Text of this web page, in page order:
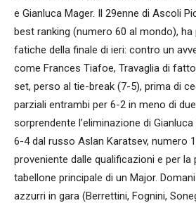
e Gianluca Mager. Il 29enne di Ascoli
best ranking (numero 60 al mondo),
fatiche della finale di ieri: contro un
come Frances Tiafoe, Travaglia di
set, perso al tie-break (7-5), prima di
parziali entrambi per 6-2 in meno di
sorprendente l’eliminazione di
6-4 dal russo Aslan Karatsev, numero
proveniente dalle qualificazioni e per la
tabellone principale di un Major.
azzurri in gara (Berrettini, Fognini,